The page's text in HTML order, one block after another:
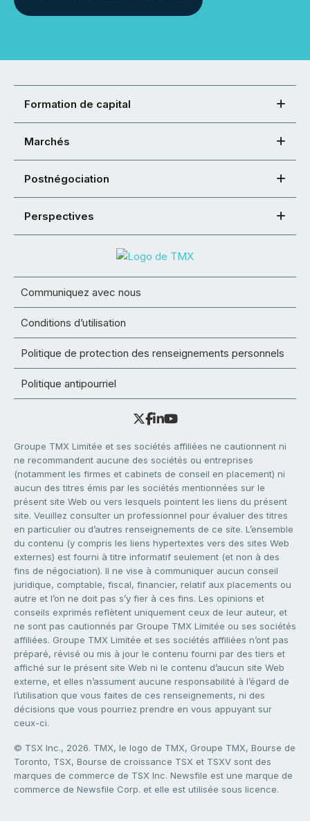
Formation de capital
Marchés
Postnégociation
Perspectives
Communiquez avec nous
Conditions d’utilisation
Politique de protection des renseignements personnels
Politique antipourriel
Groupe TMX Limitée et ses sociétés affiliées ne cautionnent ni
ne recommandent aucune des sociétés ou entreprises
(notamment les firmes et cabinets de conseil en placement) ni
aucun des titres émis par les sociétés mentionnées sur le
présent site Web ou vers lesquels pointent les liens du présent
site. Veuillez consulter un professionnel pour évaluer des titres
en particulier ou d’autres renseignements de ce site. L’ensemble
du contenu (y compris les liens hypertextes vers des sites Web
externes) est fourni à titre informatif seulement (et non à des
fins de négociation). Il ne vise à communiquer aucun conseil
juridique, comptable, fiscal, financier, relatif aux placements ou
autre et l’on ne doit pas s’y fier à ces fins. Les opinions et
conseils exprimés reflètent uniquement ceux de leur auteur, et
ne sont pas cautionnés par Groupe TMX Limitée ou ses sociétés
affiliées. Groupe TMX Limitée et ses sociétés affiliées n’ont pas
préparé, révisé ou mis à jour le contenu fourni par des tiers et
affiché sur le présent site Web ni le contenu d’aucun site Web
externe, et elles n’assument aucune responsabilité à l’égard de
l’utilisation que vous faites de ces renseignements, ni des
décisions que vous pourriez prendre en vous appuyant sur
ceux-ci.
© TSX Inc., 2026. TMX, le logo de TMX, Groupe TMX, Bourse de
Toronto, TSX, Bourse de croissance TSX et TSXV sont des
marques de commerce de TSX Inc. Newsfile est une marque de
commerce de Newsfile Corp. et elle est utilisée sous licence.